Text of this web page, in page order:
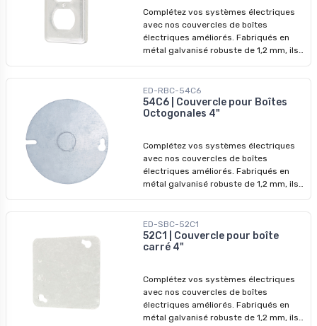
Complétez vos systèmes électriques
avec nos couvercles de boîtes
électriques améliorés. Fabriqués en
métal galvanisé robuste de 1,2 mm, ils
ED-RBC-54C6
54C6 | Couvercle pour Boîtes
Octogonales 4"
Complétez vos systèmes électriques
avec nos couvercles de boîtes
électriques améliorés. Fabriqués en
métal galvanisé robuste de 1,2 mm, ils
Diamètre : 4 po
ED-SBC-52C1
52C1 | Couvercle pour boîte
carré 4"
Complétez vos systèmes électriques
avec nos couvercles de boîtes
électriques améliorés. Fabriqués en
métal galvanisé robuste de 1,2 mm, ils